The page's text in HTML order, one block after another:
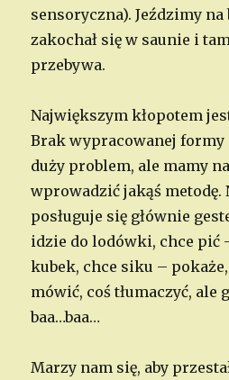
sensoryczna). Jeździmy na
zakochał się w saunie i
przebywa.
Największym kłopotem
Brak wypracowanej
duży problem, ale mamy
wprowadzić jakąś metodę.
posługuje się głównie
idzie do lodówki, chce pić
kubek, chce siku –
mówić, coś tłumaczyć, ale
baa…baa…
Marzy nam się, aby